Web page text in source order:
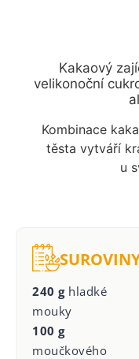
Kakaový
velikonoční
Kombinace
těsta vytváří
u
240 ghladké
mouky
100 g
moučkového